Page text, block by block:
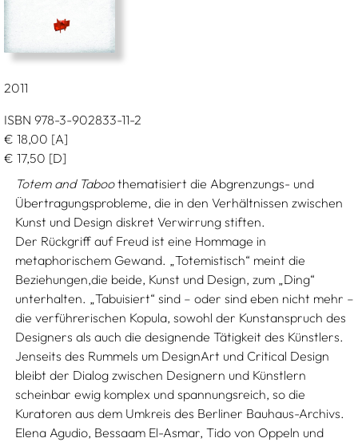
2011
ISBN 978-3-902833-11-2
€ 18,00 [A]
€ 17,50 [D]
Totem and Taboothematisiert die Abgrenzungs- und
Übertragungsprobleme, die in den Verhältnissen zwischen
Kunst und Design diskret Verwirrung stiften.
Der Rückgriff auf Freud ist eine Hommage in
metaphorischem Gewand. „Totemistisch“ meint die
Beziehungen,die beide, Kunst und Design, zum „Ding“
unterhalten. „Tabuisiert“ sind – oder sind eben nicht mehr –
die verführerischen Kopula, sowohl der Kunstanspruch des
Designers als auch die designende Tätigkeit des Künstlers.
Jenseits des Rummels um DesignArt und Critical Design
bleibt der Dialog zwischen Designern und Künstlern
scheinbar ewig komplex und spannungsreich, so die
Kuratoren aus dem Umkreis des Berliner Bauhaus-Archivs.
Elena Agudio, Bessaam El-Asmar, Tido von Oppeln und